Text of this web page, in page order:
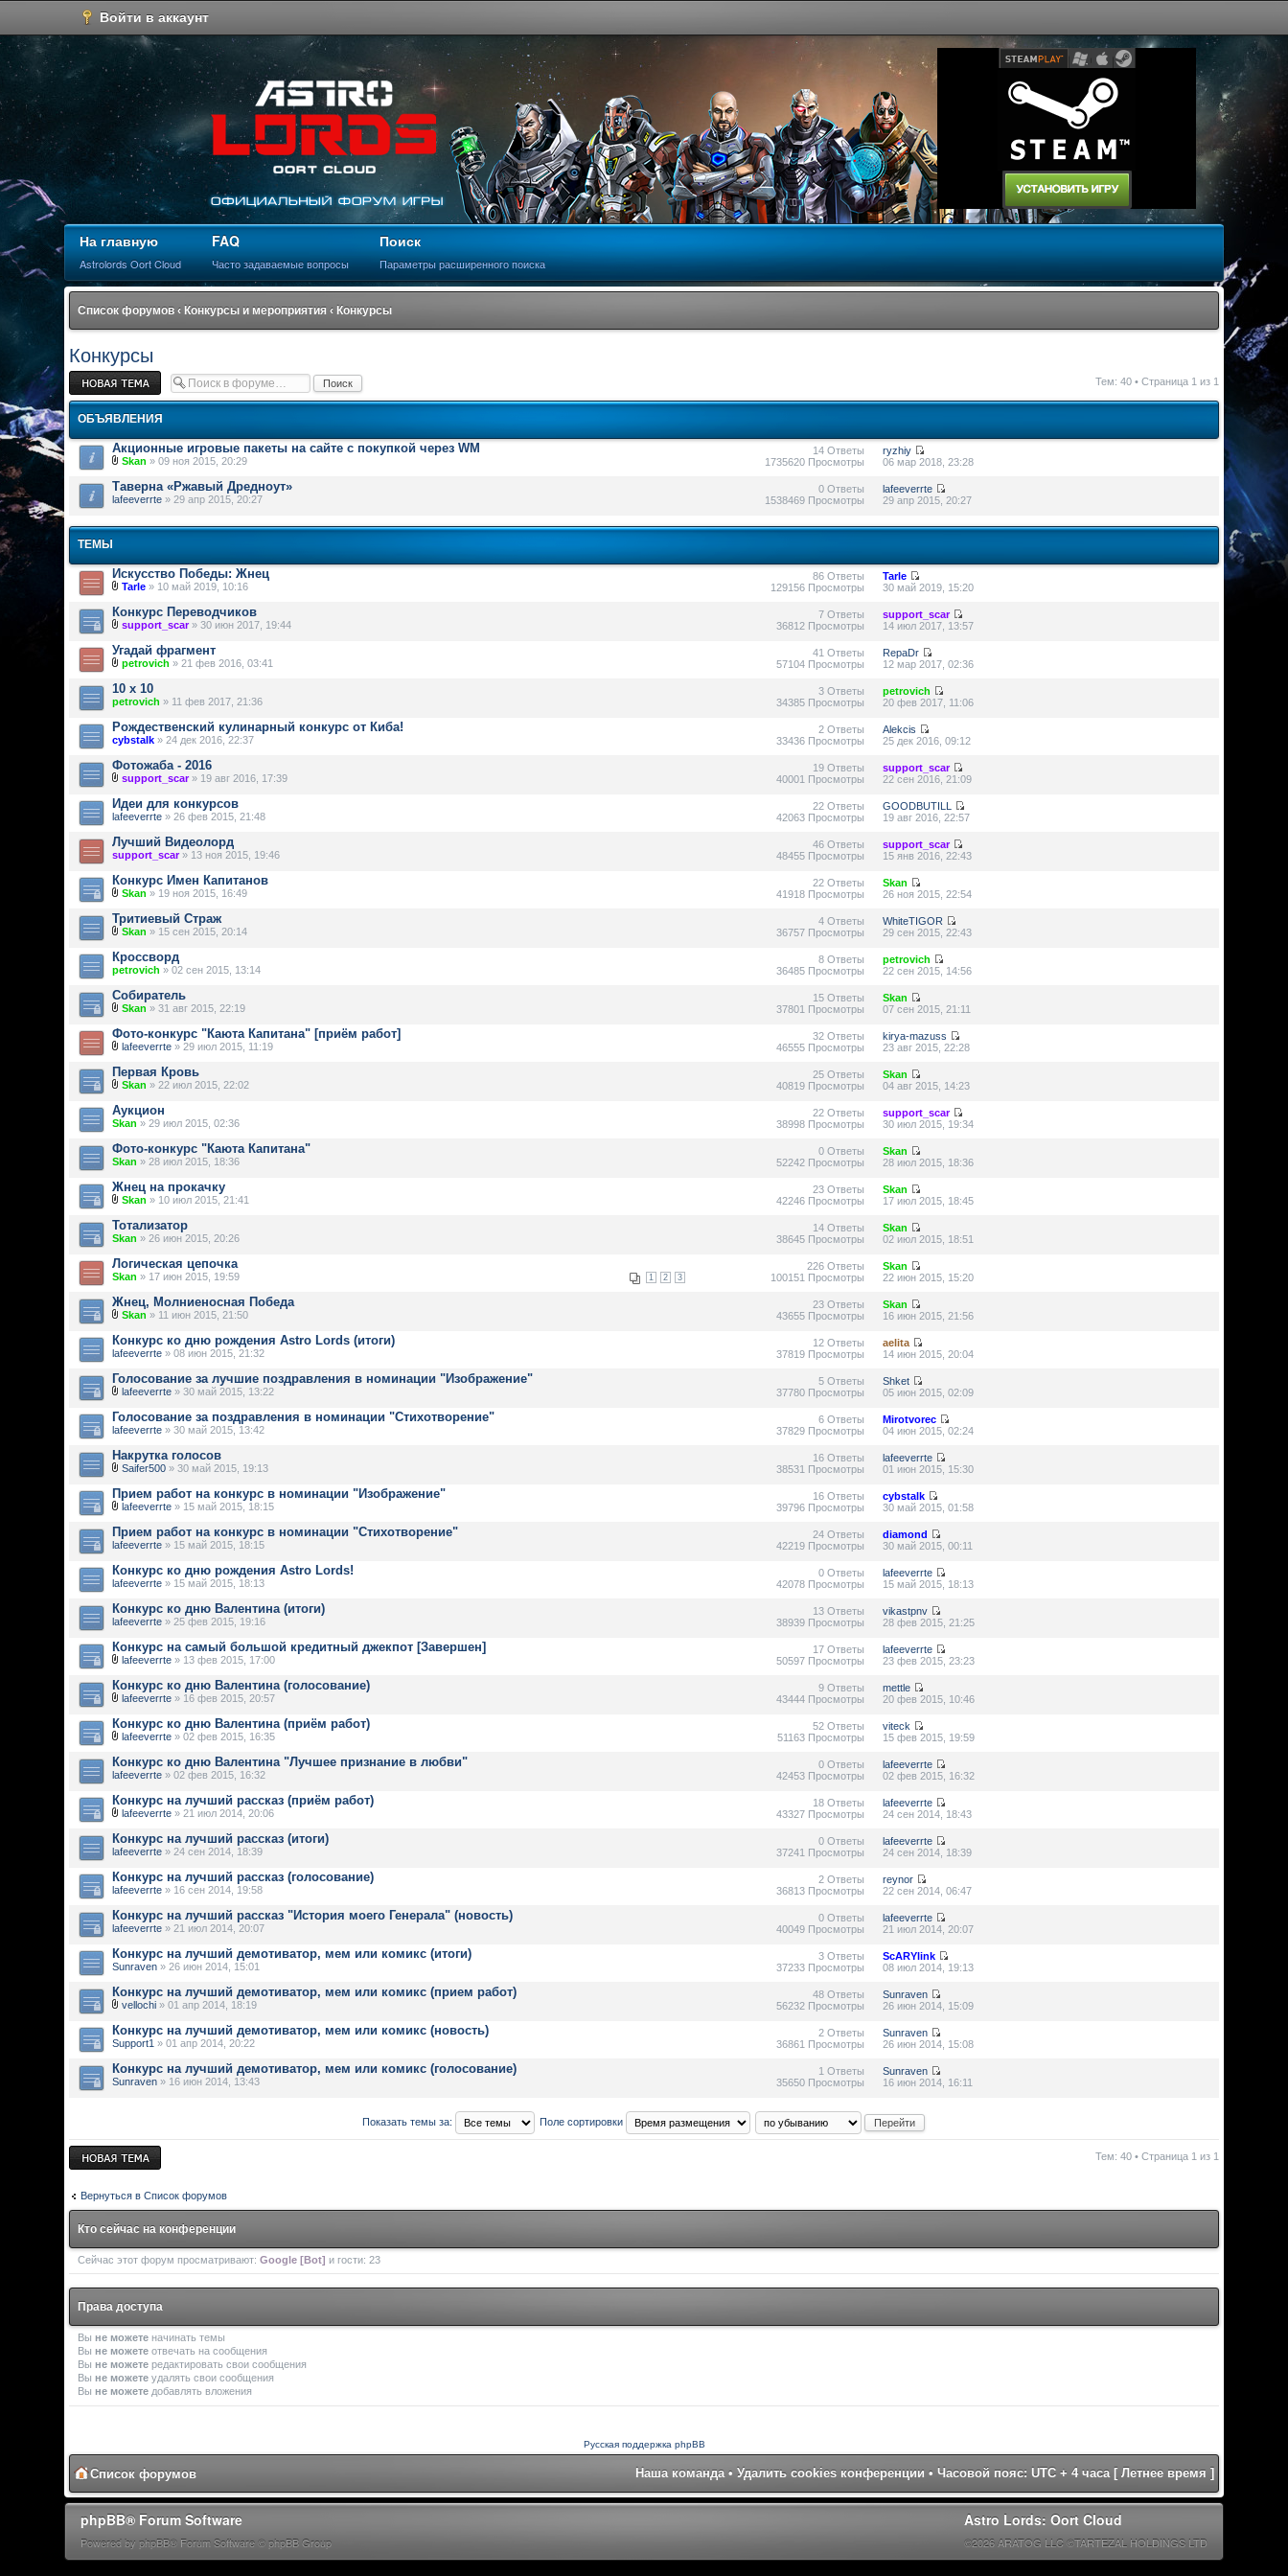
Войти в аккаунт
На главную
Astrolords Oort Cloud
FAQ
Часто задаваемые вопросы
Поиск
Параметры расширенного поиска
Список форумов ‹ Конкурсы и мероприятия ‹ Конкурсы
Конкурсы
Новая тема Тем: 40 • Страница 1 из 1
ОБЪЯВЛЕНИЯ
Акционные игровые пакеты на сайте с покупкой через WM
Skan » 09 ноя 2015, 20:29
14 Ответы
1735620 Просмотры
ryzhiy
06 мар 2018, 23:28
Таверна «Ржавый Дредноут»
lafeeverrte » 29 апр 2015, 20:27
0 Ответы
1538469 Просмотры
lafeeverrte
29 апр 2015, 20:27
ТЕМЫ
Искусство Победы: Жнец
Tarle » 10 май 2019, 10:16
86 Ответы
129156 Просмотры
Tarle
30 май 2019, 15:20
Конкурс Переводчиков
support_scar» 30 июн 2017, 19:44
7 Ответы
36812 Просмотры
support_scar
14 июл 2017, 13:57
Угадай фрагмент
petrovich » 21 фев 2016, 03:41
41 Ответы
57104 Просмотры
RepaDr
12 мар 2017, 02:36
10 х 10
petrovich » 11 фев 2017, 21:36
3 Ответы
34385 Просмотры
petrovich
20 фев 2017, 11:06
Рождественский кулинарный конкурс от Киба!
cybstalk » 24 дек 2016, 22:37
2 Ответы
33436 Просмотры
Alekcis
25 дек 2016, 09:12
Фотожаба - 2016
support_scar» 19 авг 2016, 17:39
19 Ответы
40001 Просмотры
support_scar
22 сен 2016, 21:09
Идеи для конкурсов
lafeeverrte » 26 фев 2015, 21:48
22 Ответы
42063 Просмотры
GOODBUTILL
19 авг 2016, 22:57
Лучший Видеолорд
support_scar» 13 ноя 2015, 19:46
46 Ответы
48455 Просмотры
support_scar
15 янв 2016, 22:43
Конкурс Имен Капитанов
Skan » 19 ноя 2015, 16:49
22 Ответы
41918 Просмотры
Skan
26 ноя 2015, 22:54
Тритиевый Страж
Skan » 15 сен 2015, 20:14
4 Ответы
36757 Просмотры
WhiteTIGOR
29 сен 2015, 22:43
Кроссворд
petrovich » 02 сен 2015, 13:14
8 Ответы
36485 Просмотры
petrovich
22 сен 2015, 14:56
Собиратель
Skan » 31 авг 2015, 22:19
15 Ответы
37801 Просмотры
Skan
07 сен 2015, 21:11
Фото-конкурс "Каюта Капитана" [приём работ]
lafeeverrte » 29 июл 2015, 11:19
32 Ответы
46555 Просмотры
kirya-mazuss
23 авг 2015, 22:28
Первая Кровь
Skan » 22 июл 2015, 22:02
25 Ответы
40819 Просмотры
Skan
04 авг 2015, 14:23
Аукцион
Skan » 29 июл 2015, 02:36
22 Ответы
38998 Просмотры
support_scar
30 июл 2015, 19:34
Фото-конкурс "Каюта Капитана"
Skan » 28 июл 2015, 18:36
0 Ответы
52242 Просмотры
Skan
28 июл 2015, 18:36
Жнец на прокачку
Skan » 10 июл 2015, 21:41
23 Ответы
42246 Просмотры
Skan
17 июл 2015, 18:45
Тотализатор
Skan » 26 июн 2015, 20:26
14 Ответы
38645 Просмотры
Skan
02 июл 2015, 18:51
Логическая цепочка
1 2 3
Skan » 17 июн 2015, 19:59
226 Ответы
100151 Просмотры
Skan
22 июн 2015, 15:20
Жнец, Молниеносная Победа
Skan » 11 июн 2015, 21:50
23 Ответы
43655 Просмотры
Skan
16 июн 2015, 21:56
Конкурс ко дню рождения Astro Lords (итоги)
lafeeverrte » 08 июн 2015, 21:32
12 Ответы
37819 Просмотры
aelita
14 июн 2015, 20:04
Голосование за лучшие поздравления в номинации "Изображение"
lafeeverrte » 30 май 2015, 13:22
5 Ответы
37780 Просмотры
Shket
05 июн 2015, 02:09
Голосование за поздравления в номинации "Стихотворение"
lafeeverrte » 30 май 2015, 13:42
6 Ответы
37829 Просмотры
Mirotvorec
04 июн 2015, 02:24
Накрутка голосов
Saifer500 » 30 май 2015, 19:13
16 Ответы
38531 Просмотры
lafeeverrte
01 июн 2015, 15:30
Прием работ на конкурс в номинации "Изображение"
lafeeverrte » 15 май 2015, 18:15
16 Ответы
39796 Просмотры
cybstalk
30 май 2015, 01:58
Прием работ на конкурс в номинации "Стихотворение"
lafeeverrte » 15 май 2015, 18:15
24 Ответы
42219 Просмотры
diamond
30 май 2015, 00:11
Конкурс ко дню рождения Astro Lords!
lafeeverrte » 15 май 2015, 18:13
0 Ответы
42078 Просмотры
lafeeverrte
15 май 2015, 18:13
Конкурс ко дню Валентина (итоги)
lafeeverrte » 25 фев 2015, 19:16
13 Ответы
38939 Просмотры
vikastpnv
28 фев 2015, 21:25
Конкурс на самый большой кредитный джекпот [Завершен]
lafeeverrte » 13 фев 2015, 17:00
17 Ответы
50597 Просмотры
lafeeverrte
23 фев 2015, 23:23
Конкурс ко дню Валентина (голосование)
lafeeverrte » 16 фев 2015, 20:57
9 Ответы
43444 Просмотры
mettle
20 фев 2015, 10:46
Конкурс ко дню Валентина (приём работ)
lafeeverrte » 02 фев 2015, 16:35
52 Ответы
51163 Просмотры
viteck
15 фев 2015, 19:59
Конкурс ко дню Валентина "Лучшее признание в любви"
lafeeverrte » 02 фев 2015, 16:32
0 Ответы
42453 Просмотры
lafeeverrte
02 фев 2015, 16:32
Конкурс на лучший рассказ (приём работ)
lafeeverrte » 21 июл 2014, 20:06
18 Ответы
43327 Просмотры
lafeeverrte
24 сен 2014, 18:43
Конкурс на лучший рассказ (итоги)
lafeeverrte » 24 сен 2014, 18:39
0 Ответы
37241 Просмотры
lafeeverrte
24 сен 2014, 18:39
Конкурс на лучший рассказ (голосование)
lafeeverrte » 16 сен 2014, 19:58
2 Ответы
36813 Просмотры
reynor
22 сен 2014, 06:47
Конкурс на лучший рассказ "История моего Генерала" (новость)
lafeeverrte » 21 июл 2014, 20:07
0 Ответы
40049 Просмотры
lafeeverrte
21 июл 2014, 20:07
Конкурс на лучший демотиватор, мем или комикс (итоги)
Sunraven » 26 июн 2014, 15:01
3 Ответы
37233 Просмотры
ScARYlink
08 июл 2014, 19:13
Конкурс на лучший демотиватор, мем или комикс (прием работ)
vellochi » 01 апр 2014, 18:19
48 Ответы
56232 Просмотры
Sunraven
26 июн 2014, 15:09
Конкурс на лучший демотиватор, мем или комикс (новость)
Support1 » 01 апр 2014, 20:22
2 Ответы
36861 Просмотры
Sunraven
26 июн 2014, 15:08
Конкурс на лучший демотиватор, мем или комикс (голосование)
Sunraven » 16 июн 2014, 13:43
1 Ответы
35650 Просмотры
Sunraven
16 июн 2014, 16:11
Показать темы за: Поле сортировки
Новая тема Тем: 40 • Страница 1 из 1
Вернуться в Список форумов
Кто сейчас на конференции
Сейчас этот форум просматривают:Google [Bot] и гости: 23
Права доступа
Выне можете начинать темы
Выне можете отвечать на сообщения
Выне можете редактировать свои сообщения
Выне можете удалять свои сообщения
Выне можете добавлять вложения
Русская поддержка phpBB
Список форумов Наша команда• Удалить cookies конференции • Часовой пояс: UTC + 4 часа [ Летнее время ]
phpBB® Forum Software
Powered by phpBB® Forum Software © phpBB Group
Astro Lords: Oort Cloud
©2026 ARATOG LLC ©TARTEZAL HOLDINGS LTD